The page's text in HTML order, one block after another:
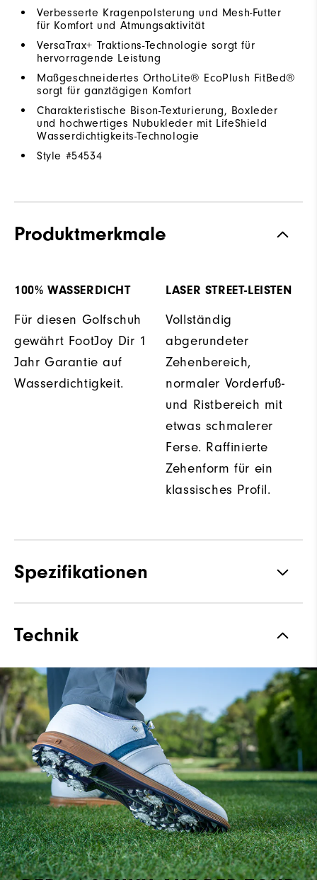
Verbesserte Kragenpolsterung und Mesh-Futter
für Komfort und Atmungsaktivität
VersaTrax+ Traktions-Technologie sorgt für
hervorragende Leistung
Maßgeschneidertes OrthoLite® EcoPlush FitBed®
sorgt für ganztägigen Komfort
Charakteristische Bison-Texturierung, Boxleder
und hochwertiges Nubukleder mit LifeShield
Wasserdichtigkeits-Technologie
Style #54534
Produktmerkmale
100% WASSERDICHT
Für diesen Golfschuh
gewährt FootJoy Dir 1
Jahr Garantie auf
Wasserdichtigkeit.
LASER STREET-LEISTEN
Vollständig
abgerundeter
Zehenbereich,
normaler Vorderfuß-
und Ristbereich mit
etwas schmalerer
Ferse. Raffinierte
Zehenform für ein
klassisches Profil.
Spezifikationen
Dämpfung Firm
Technik